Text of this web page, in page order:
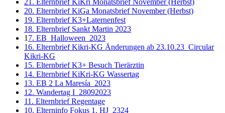
21. Elternbrief KiKri Monatsbrief November (Herbst)
20. Elternbrief KiGa Monatsbrief November (Herbst)
19. Elternbrief K3+Laternenfest
18. Elternbrief Sankt Martin 2023
1 7. EB_Halloween_2023
16. Elternbrief Kikri-KG Änderungen ab 23.10.23_Circular
Kikri-KG
15. Elternbrief K3+ Besuch Tierärztin
14. Elternbrief KiKri-KG Wassertag
13. EB 2 La Maresía_2023
12. Wandertag I_28092023
11. Elternbrief Regentage
10. Elterninfo Fokus 1. HJ_2324